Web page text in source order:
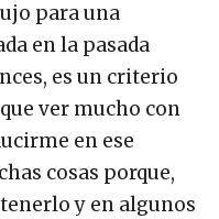
para una
en la pasada
es un criterio
ver mucho con
en ese
cosas porque,
y en algunos